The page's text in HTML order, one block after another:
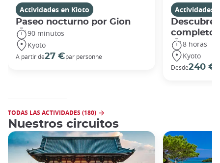
Actividades en Kioto
Paseo nocturno por Gion
90 minutos
Kyoto
A partir de27 €par personne
Actividades
Descubre
completo
8 horas
Kyoto
Desde240 €
TODAS LAS ACTIVIDADES (180)
Nuestros circuitos